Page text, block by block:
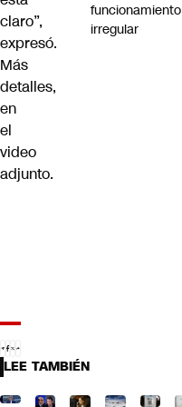
claro”,
expresó.
Más
detalles,
en
el
video
adjunto.
funcionamiento
irregular
LEE TAMBIÉN